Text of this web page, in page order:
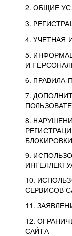
2. ОБЩИЕ
3.
4. УЧЕТНАЯ
5.
И
6. ПРАВИЛА
7.
8.
БЛОКИРОВКИ
9.
10.
СЕРВИСОВ
11.
12.
САЙТА